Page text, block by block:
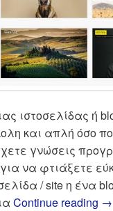
ιστοσελίδας ή
και απλή όσο
γνώσεις
να φτιάξετε
/ site η ένα
Continue reading →